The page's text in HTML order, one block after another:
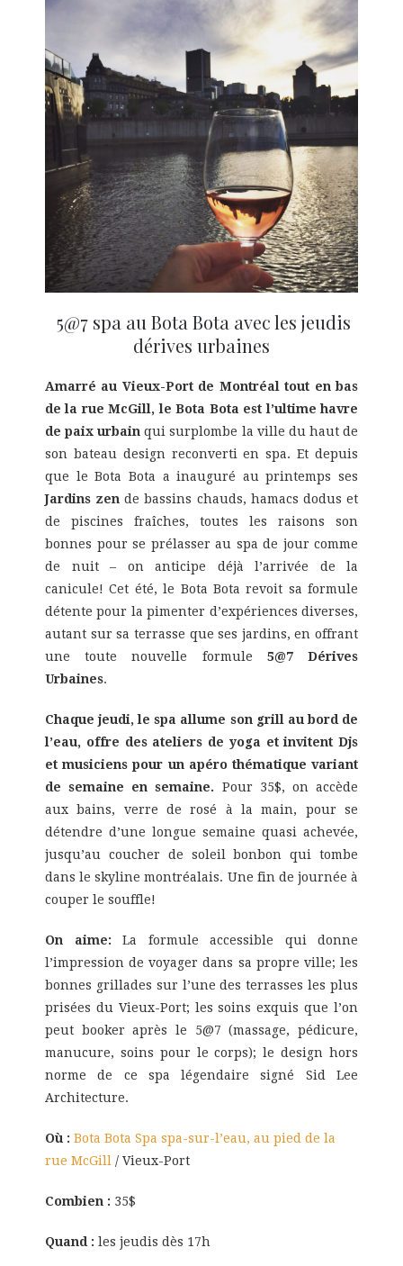
5@7 spa au Bota Bota avec les jeudis
dérives urbaines
Amarré au Vieux-Port de Montréal tout en bas
de la rue McGill, le Bota Bota est l’ultime havre
de paix urbain qui surplombe la ville du haut de
son bateau design reconverti en spa. Et depuis
que le Bota Bota a inauguré au printemps ses
Jardins zen de bassins chauds, hamacs dodus et
de piscines fraîches, toutes les raisons son
bonnes pour se prélasser au spa de jour comme
de nuit – on anticipe déjà l’arrivée de la
canicule! Cet été, le Bota Bota revoit sa formule
détente pour la pimenter d’expériences diverses,
autant sur sa terrasse que ses jardins, en offrant
une toute nouvelle formule 5@7 Dérives
Urbaines.
Chaque jeudi, le spa allume son grill au bord de
l’eau, offre des ateliers de yoga et invitent Djs
et musiciens pour un apéro thématique variant
de semaine en semaine. Pour 35$, on accède
aux bains, verre de rosé à la main, pour se
détendre d’une longue semaine quasi achevée,
jusqu’au coucher de soleil bonbon qui tombe
dans le skyline montréalais. Une fin de journée à
couper le souffle!
On aime: La formule accessible qui donne
l’impression de voyager dans sa propre ville; les
bonnes grillades sur l’une des terrasses les plus
prisées du Vieux-Port; les soins exquis que l’on
peut booker après le 5@7 (massage, pédicure,
manucure, soins pour le corps); le design hors
norme de ce spa légendaire signé Sid Lee
Architecture.
Où : Bota Bota Spa spa-sur-l’eau, au pied de la
rue McGill / Vieux-Port
Combien : 35$
Quand : les jeudis dès 17h